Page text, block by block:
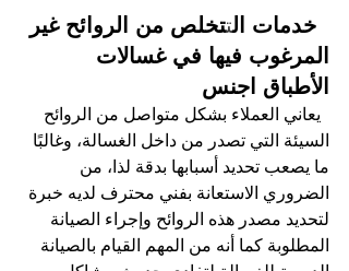
خدمات التتخلص من الروائح غير
المرغوب فيها في غسالات
الأطباق اجنس
يعاني العملاء بشكل متواصل من الروائح
السيئة التي تصدر من داخل الغسالة، وغالبًا
ما يصعب تحديد أسبابها بدقة لذا، من
الضروري الاستعانة بفني محترف لديه خبرة
لتحديد مصدر هذه الروائح وإجراء الصيانة
المطلوبة كما أنه من المهم القيام بالصيانة